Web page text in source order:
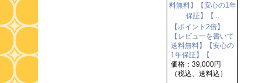
【ポイント2倍】
【レビューを書いて
送料無料】【安心の
1年保証】【…
価格：39,000円
（税込、送料込）